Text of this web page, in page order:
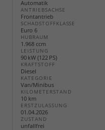
Automatik
ANTRIEBSACHSE
Frontantrieb
SCHADSTOFFKLASSE
Euro 6
HUBRAUM
1.968 ccm
LEISTUNG
90 kW (122 PS)
KRAFTSTOFF
Diesel
KATEGORIE
Van/Minibus
KILOMETERSTAND
10 km
ERSTZULASSUNG
01.04.2026
ZUSTAND
unfallfrei